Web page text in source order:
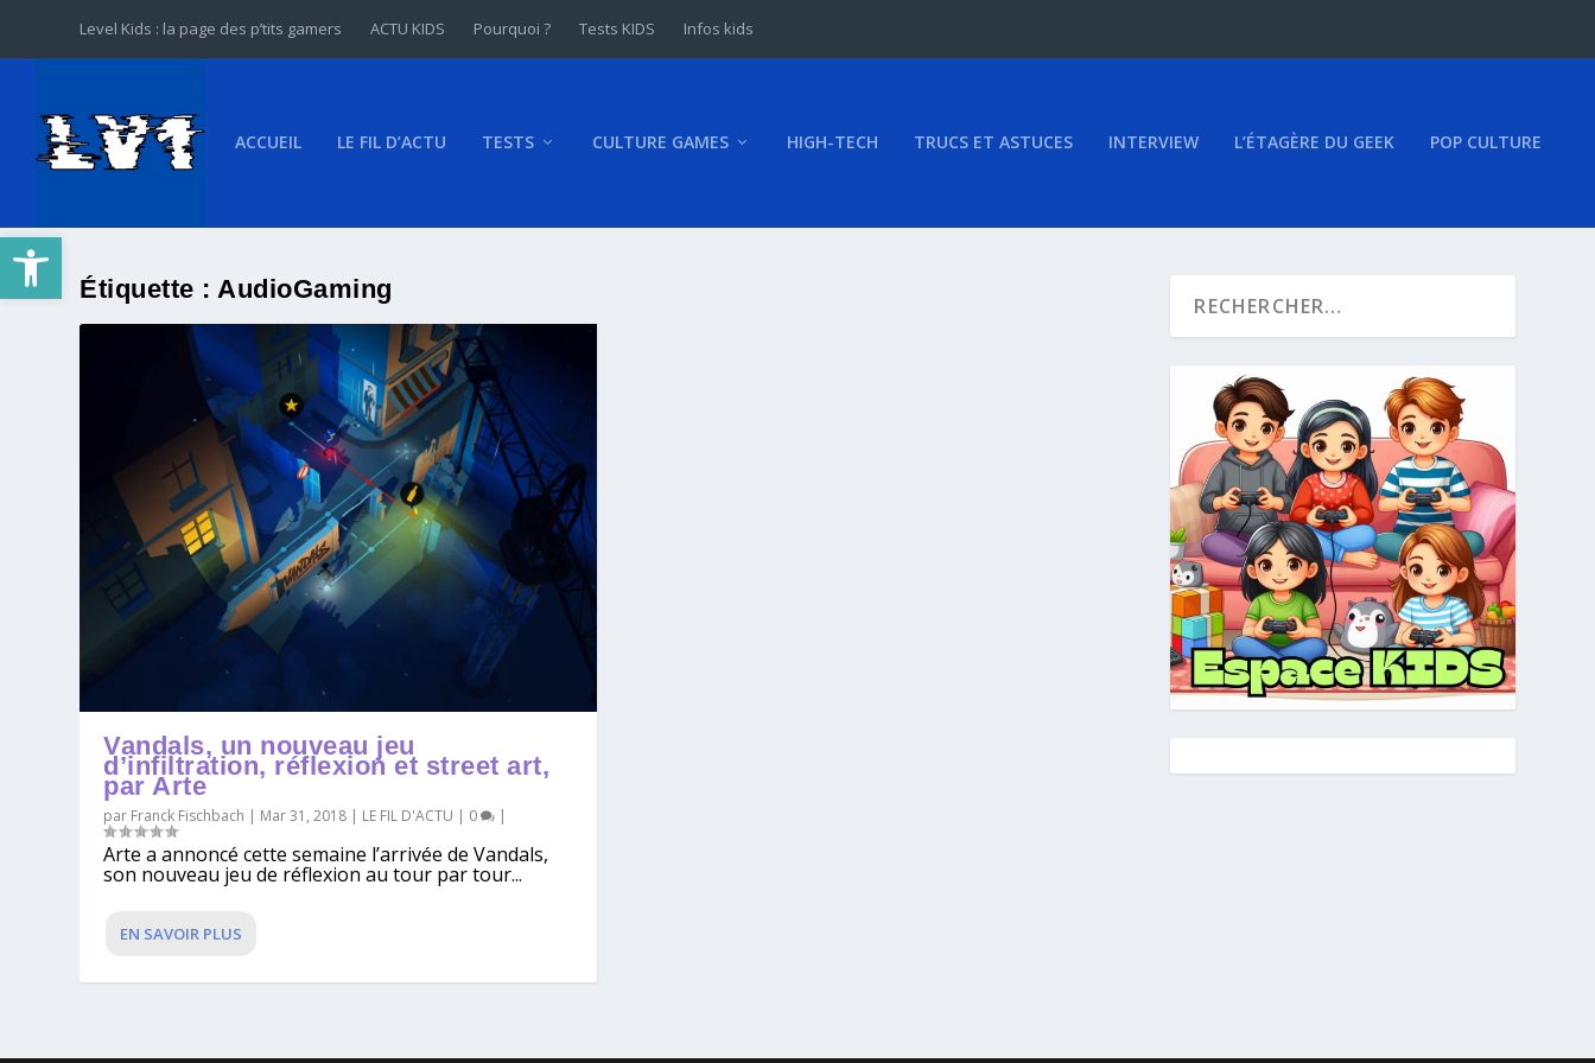
Ouvrir la barre d’outils
Level Kids : la page des p’tits gamers ACTU KIDS Pourquoi ? Tests KIDS Infos kids
ACCUEIL LE FIL D’ACTU TESTS CULTURE GAMES HIGH-TECH TRUCS ET ASTUCES INTERVIEW L’ÉTAGÈRE DU GEEK POP CULTURE
Étiquette :AudioGaming
Vandals, un nouveau jeu
d’infiltration, réflexion et street art,
par Arte
par Franck Fischbach | Mar 31, 2018 | LE FIL D'ACTU | 0 |
Arte a annoncé cette semaine l’arrivée de Vandals,
son nouveau jeu de réflexion au tour par tour...
EN SAVOIR PLUS